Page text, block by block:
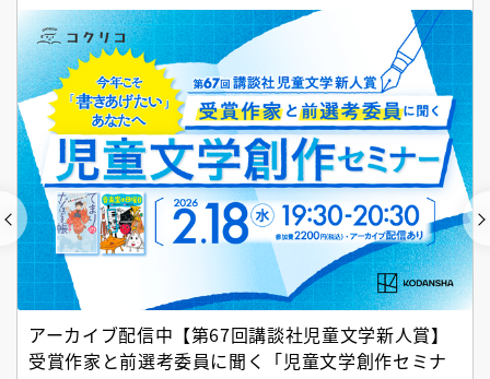
アーカイブ配信中【第67回講談社児童文学新人賞】
受賞作家と前選考委員に聞く「児童文学創作セミナ